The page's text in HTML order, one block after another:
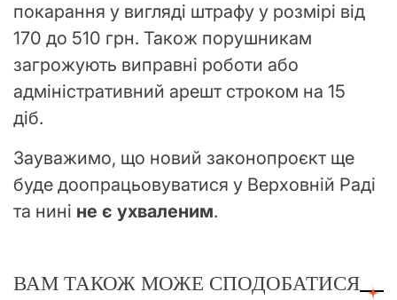
покарання у вигляді штрафу у розмірі від
170 до 510 грн. Також порушникам
загрожують виправні роботи або
адміністративний арешт строком на 15
діб.
Зауважимо, що новий законопроєкт ще
буде доопрацьовуватися у Верховній Раді
та нині не є ухваленим.
ВАМ ТАКОЖ МОЖЕ СПОДОБАТИСЯ